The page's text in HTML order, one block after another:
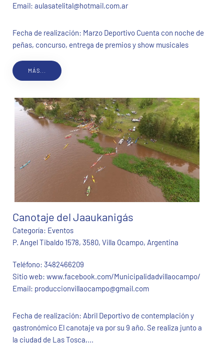
Email: aulasatelital@hotmail.com.ar
Fecha de realización: Marzo Deportivo Cuenta con noche de
peñas, concurso, entrega de premios y show musicales
MÁS...
Canotaje del Jaaukanigás
Categoría: Eventos
P. Angel Tibaldo 1578, 3580, Villa Ocampo, Argentina
Teléfono: 3482466209
Sitio web: www.facebook.com/Municipalidadvillaocampo/
Email: produccionvillaocampo@gmail.com
Fecha de realización: Abril Deportivo de contemplación y
gastronómico El canotaje va por su 9 año. Se realiza junto a
la ciudad de Las Tosca,...